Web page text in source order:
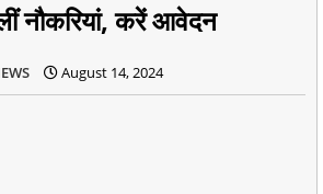
नौकरियां, करें आवेदन
August 14, 2024